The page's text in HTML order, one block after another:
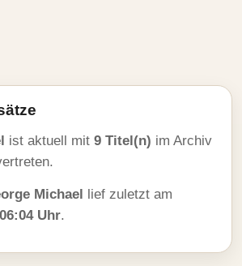
ist aktuell mit 9 Titel(n) im Archiv
Michael lief zuletzt am
Uhr.